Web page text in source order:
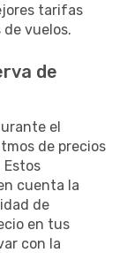
tarifas
vuelos.
de
el
de precios
Estos
cuenta la
de
en tus
con la